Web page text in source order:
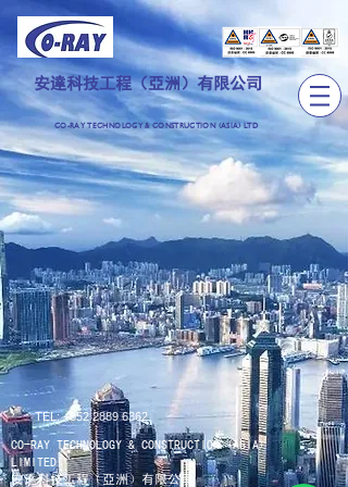
安達科技工程（亞洲）有限公司
CO-RAY TECHNOLOGY & CONSTRUCTION (ASIA) LTD
TEL:+852 2889 6362
CO-RAY TECHNOLOGY & CONSTRUCTION (ASIA)
LIMITED
安達科技工程（亞洲）有限公司